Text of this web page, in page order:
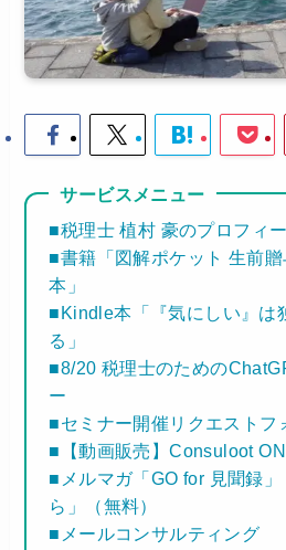
サービスメニュー
■税理士 植村 豪のプロフィ
■書籍「図解ポケット 生前
本」
■Kindle本「『気にしい』は
る」
■8/20 税理士のための
ー
■セミナー開催リクエストフ
■【動画販売】Consuloot
■メルマガ「GO for 見聞録
ら」（無料）
■メールコンサルティング